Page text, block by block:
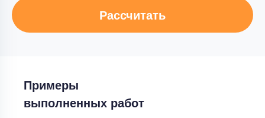
Рассчитать
Примеры
выполненных работ